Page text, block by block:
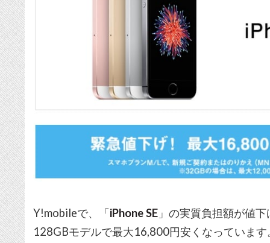
Y!mobileで、「iPhone SE 」の実質負担額が値
128GBモデルで最大16,800円安くなっています